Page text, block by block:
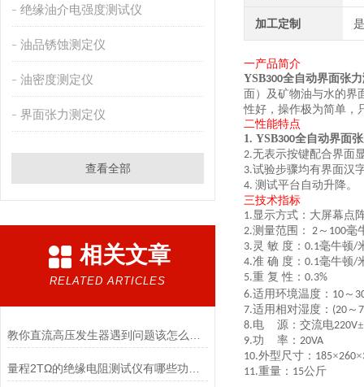
绝缘油介电强度测试仪
油品锈蚀测定仪
油密度测定仪
界面张力测定仪
查看全部
相关文章
RELATED ARTICLES
加工定制
一产品简介
YSB300全自动界面张
面）及矿物油与水的界
性好，操作极为简单，
二性能特点
1. YSB300全自动界面
2.无表示按键配合界面
3.试验步骤均有界面汉
4. 测试平台自动升降。
三技术指标
1.显示方式：大屏幕点
2.测量范围： 2 ～ 100毫
3. 灵 敏 度： 0.1毫牛顿/
4.准 确 度： 0.1毫牛顿/
5.重 复 性： 0.3%
6.适用环境温度： 10 ～
7.适用相对湿度： (20 ～
8.电 源：交流电220V±
9.功 率： 20VA
10.外型尺寸： 185×260×
11.重量： 15公斤